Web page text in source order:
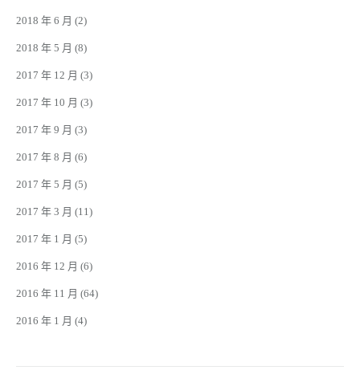
2018 年 6 月 (2)
2018 年 5 月 (8)
2017 年 12 月 (3)
2017 年 10 月 (3)
2017 年 9 月 (3)
2017 年 8 月 (6)
2017 年 5 月 (5)
2017 年 3 月 (11)
2017 年 1 月 (5)
2016 年 12 月 (6)
2016 年 11 月 (64)
2016 年 1 月 (4)